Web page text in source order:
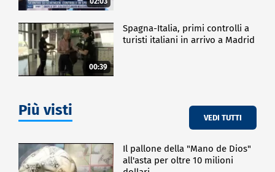
00:39
Spagna-Italia, primi controlli a
turisti italiani in arrivo a Madrid
Più visti VEDI TUTTI
Il pallone della "Mano de Dios"
all'asta per oltre 10 milioni